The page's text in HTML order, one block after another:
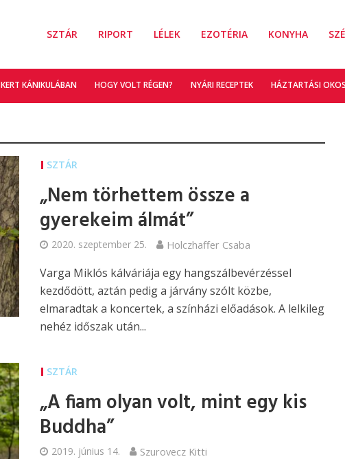
SZTÁR RIPORT LÉLEK EZOTÉRIA KONYHA
KERT KÁNIKULÁBAN HOGY VOLT RÉGEN? NYÁRI RECEPTEK HÁZTARTÁSI
SZTÁR
„Nem törhettem össze a
gyerekeim álmát”
2020. szeptember 25. Holczhaffer Csaba
Varga Miklós kálváriája egy hangszálbevérzéssel
kezdődött, aztán pedig a járvány szólt közbe,
elmaradtak a koncertek, a színházi előadások. A lelkileg
nehéz időszak után...
SZTÁR
„A fiam olyan volt, mint egy kis
Buddha”
2019. június 14. Szurovecz Kitti